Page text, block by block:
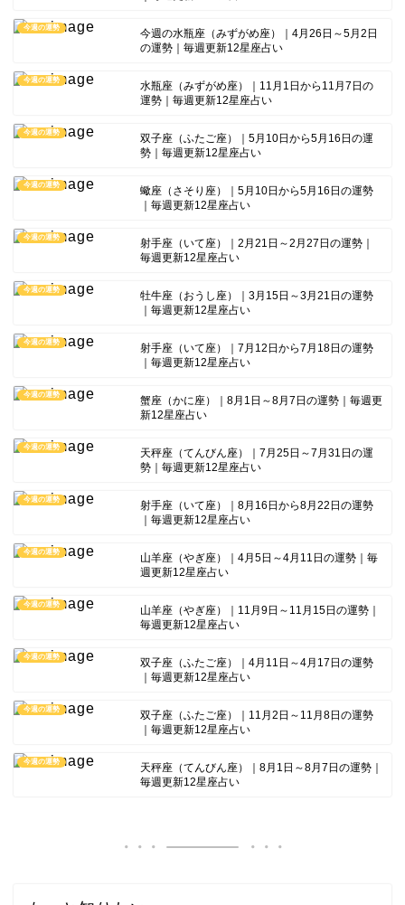
今週の運勢
今週の水瓶座（みずがめ座）｜4月26日～5月2日
の運勢｜毎週更新12星座占い
今週の運勢
水瓶座（みずがめ座）｜11月1日から11月7日の
運勢｜毎週更新12星座占い
今週の運勢
双子座（ふたご座）｜5月10日から5月16日の運
勢｜毎週更新12星座占い
今週の運勢
蠍座（さそり座）｜5月10日から5月16日の運勢
｜毎週更新12星座占い
今週の運勢
射手座（いて座）｜2月21日～2月27日の運勢｜
毎週更新12星座占い
今週の運勢
牡牛座（おうし座）｜3月15日～3月21日の運勢
｜毎週更新12星座占い
今週の運勢
射手座（いて座）｜7月12日から7月18日の運勢
｜毎週更新12星座占い
今週の運勢
蟹座（かに座）｜8月1日～8月7日の運勢｜毎週更
新12星座占い
今週の運勢
天秤座（てんびん座）｜7月25日～7月31日の運
勢｜毎週更新12星座占い
今週の運勢
射手座（いて座）｜8月16日から8月22日の運勢
｜毎週更新12星座占い
今週の運勢
山羊座（やぎ座）｜4月5日～4月11日の運勢｜毎
週更新12星座占い
今週の運勢
山羊座（やぎ座）｜11月9日～11月15日の運勢｜
毎週更新12星座占い
今週の運勢
双子座（ふたご座）｜4月11日～4月17日の運勢
｜毎週更新12星座占い
今週の運勢
双子座（ふたご座）｜11月2日～11月8日の運勢
｜毎週更新12星座占い
今週の運勢
天秤座（てんびん座）｜8月1日～8月7日の運勢｜
毎週更新12星座占い